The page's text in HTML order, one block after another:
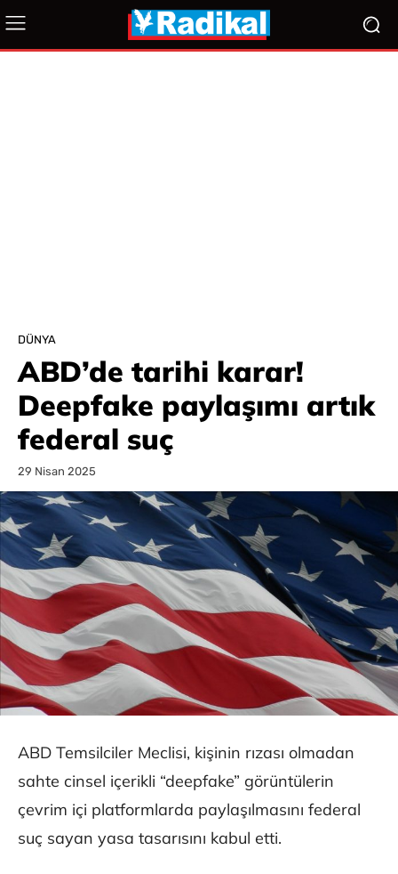
DÜNYA
ABD’de tarihi karar!
Deepfake paylaşımı artık
federal suç
29 Nisan 2025
ABD Temsilciler Meclisi, kişinin rızası olmadan
sahte cinsel içerikli “deepfake” görüntülerin
çevrim içi platformlarda paylaşılmasını federal
suç sayan yasa tasarısını kabul etti.